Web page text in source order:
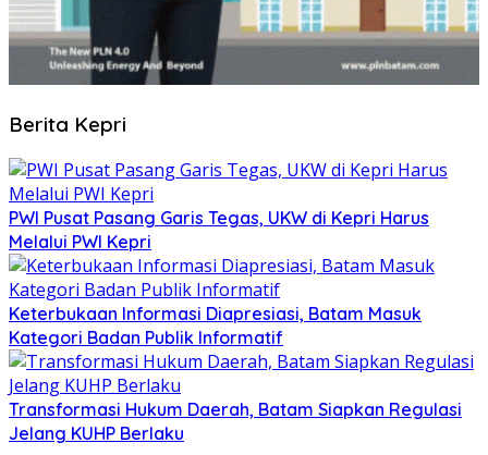
Berita Kepri
PWI Pusat Pasang Garis Tegas, UKW di Kepri Harus
Melalui PWI Kepri
Keterbukaan Informasi Diapresiasi, Batam Masuk
Kategori Badan Publik Informatif
Transformasi Hukum Daerah, Batam Siapkan Regulasi
Jelang KUHP Berlaku